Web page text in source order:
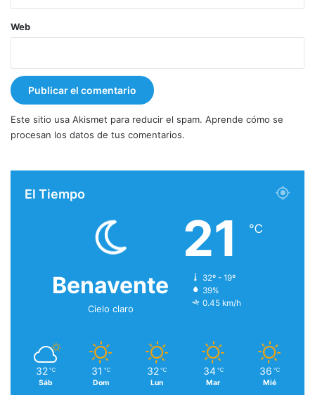
Web
Este sitio usa Akismet para reducir el spam. Aprende cómo se
procesan los datos de tus comentarios.
El Tiempo
Benavente
Cielo claro
21 ℃
32º - 19º
39%
0.45 km/h
32 ℃
Sáb
31 ℃
Dom
32 ℃
Lun
34 ℃
Mar
36 ℃
Mié